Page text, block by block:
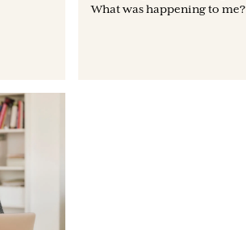
What was happening to me?